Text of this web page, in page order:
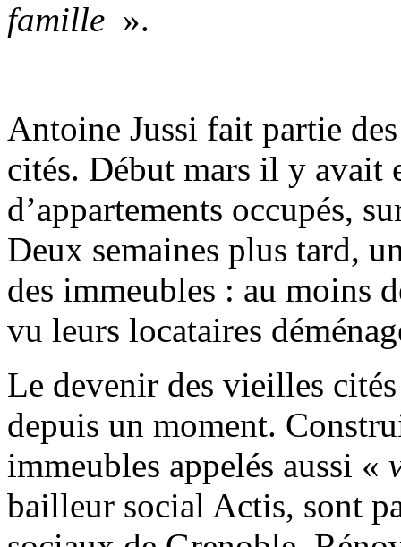
famille ».
Antoine Jussi fait partie
cités. Début mars il y avait
d’appartements occupés,
Deux semaines plus tard,
des immeubles : au moins
vu leurs locataires
Le devenir des vieilles
depuis un moment.
immeubles appelés aussi «
bailleur social Actis, sont